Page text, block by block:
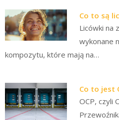
Co to są
Licówki na
wykonane
kompozytu, które mają na…
Co to jest
OCP, czyli